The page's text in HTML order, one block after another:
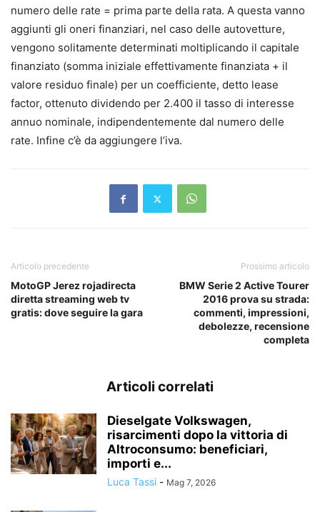
numero delle rate = prima parte della rata. A questa vanno
aggiunti gli oneri finanziari, nel caso delle autovetture,
vengono solitamente determinati moltiplicando il capitale
finanziato (somma iniziale effettivamente finanziata + il
valore residuo finale) per un coefficiente, detto lease
factor, ottenuto dividendo per 2.400 il tasso di interesse
annuo nominale, indipendentemente dal numero delle
rate. Infine c’è da aggiungere l’iva.
Articolo precedente
MotoGP Jerez rojadirecta
diretta streaming web tv
gratis: dove seguire la gara
Prossimo articolo
BMW Serie 2 Active Tourer
2016 prova su strada:
commenti, impressioni,
debolezze, recensione
completa
Articoli correlati
Dieselgate Volkswagen,
risarcimenti dopo la vittoria di
Altroconsumo: beneficiari,
importi e...
Luca Tassi - Mag 7, 2026